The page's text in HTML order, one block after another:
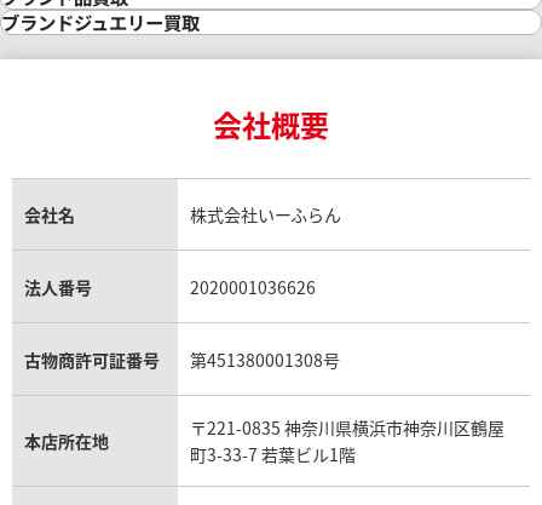
インゴット買取
インゴットの相場価格情報
24金買取
金貨買取
貴金属買取
銀・シルバー買取
パラジウム買取
ダイヤモンド・宝石の参考価格一覧
リング・結婚指輪買取
エメラルド買取
トパーズ買取
タンザナイト買取
キャッツアイ買取
アクアマリン買取
ロレックス買取
ロレックス デイトナ買取
ロレックス サブマリーナー買取
ロレックス エクスプローラー買取
ロレックス デイトジャスト買取
パテック フィリップノーチラス買取
ヴァシュロン・コンスタンタン買取
オメガ買取
カルティエ買取
フランク ミュラー買取
リシャール・ミル買取
ブランド買取
シャネル マトラッセ買取
セリーヌ買取
プラダ買取
ブランドジュエリー買取
ヴァンクリーフ＆アーペル買取
ショーメ買取
ダミアーニ買取
モーブッサン買取
会社概要
会社名 株式会社いーふらん
法人番号 2020001036626
古物商許可証番号 第451380001308号
本店所在地
〒221-0835 神奈川県横浜市神奈川区鶴屋
町3-33-7 若葉ビル1階